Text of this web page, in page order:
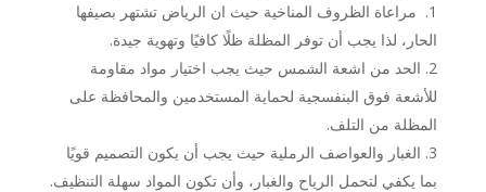
مراعاة الظروف المناخية حيث ان الرياض تشتهر بصيفها
الحار، لذا يجب أن توفر المظلة ظلًا كافيًا وتهوية جيدة.
الحد من اشعة الشمس حيث يجب اختيار مواد مقاومة
للأشعة فوق البنفسجية لحماية المستخدمين والمحافظة على
المظلة من التلف.
الغبار والعواصف الرملية حيث يجب أن يكون التصميم قويًا
بما يكفي لتحمل الرياح والغبار، وأن تكون المواد سهلة التنظيف.